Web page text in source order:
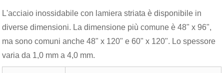
L'acciaio inossidabile con lamiera striata è disponibile in
diverse dimensioni. La dimensione più comune è 48" x 96",
ma sono comuni anche 48" x 120" e 60" x 120". Lo spessore
varia da 1,0 mm a 4,0 mm.